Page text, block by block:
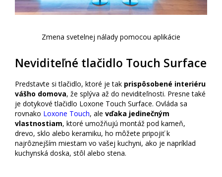
Zmena svetelnej nálady pomocou aplikácie
Neviditeľné tlačidlo Touch Surface
Predstavte si tlačidlo, ktoré je tak prispôsobené interiéru
vášho domova, že splýva až do neviditeľnosti. Presne také
je dotykové tlačidlo Loxone Touch Surface. Ovláda sa
rovnako Loxone Touch, ale vďaka jedinečným
vlastnostiam, ktoré umožňujú montáž pod kameň,
drevo, sklo alebo keramiku, ho môžete pripojiť k
najrôznejším miestam vo vašej kuchyni, ako je napríklad
kuchynská doska, stôl alebo stena.